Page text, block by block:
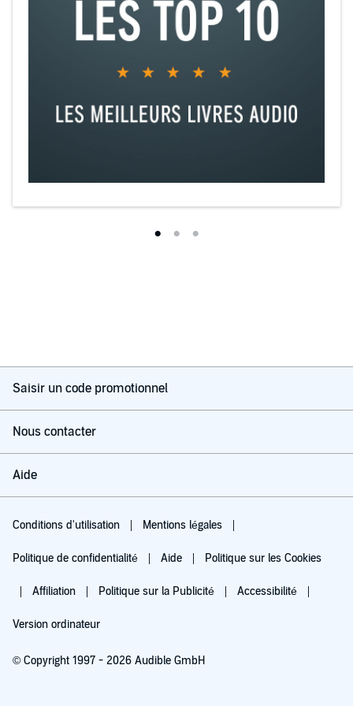
Saisir un code promotionnel
Nous contacter
Aide
Conditions d'utilisation Mentions légales
Politique de confidentialité Aide Politique sur les Cookies
Affiliation Politique sur la Publicité Accessibilité
Version ordinateur
© Copyright 1997 - 2026 Audible GmbH